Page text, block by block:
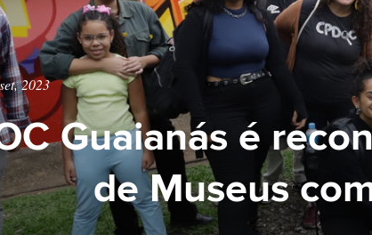
2023
Guaianás é
de Museus